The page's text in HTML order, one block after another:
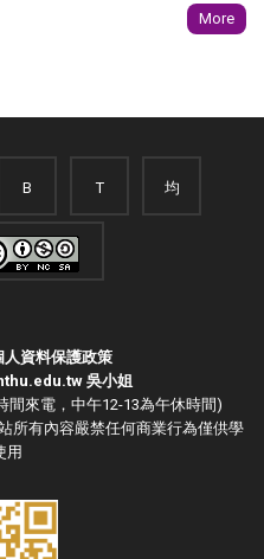
More
B T 均
人資料保護政策
吳小姐
間來電，中午12-13為午休時間)
所有內容嚴禁任何商業行為僅供學
用